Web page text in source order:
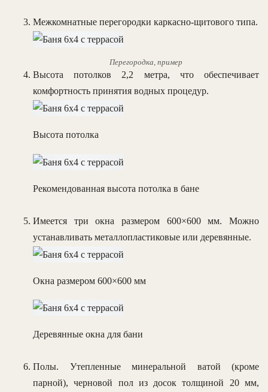
Межкомнатные перегородки каркасно-щитового типа.
Перегородка, пример
Высота потолков 2,2 метра, что обеспечивает
комфортность принятия водных процедур.
Высота потолка
Рекомендованная высота потолка в бане
Имеется три окна размером 600×600 мм. Можно
устанавливать металлопластиковые или деревянные.
Окна размером 600×600 мм
Деревянные окна для бани
Полы. Утепленные минеральной ватой (кроме
парной), черновой пол из досок толщиной 20 мм,